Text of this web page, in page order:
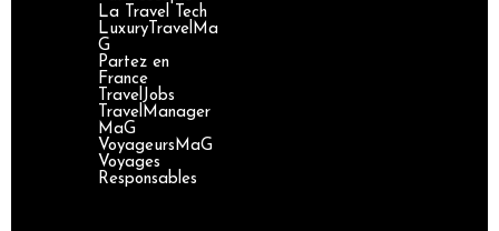
La Travel Tech
LuxuryTravelMa
G
Partez en
France
TravelJobs
TravelManager
MaG
VoyageursMaG
Voyages
Responsables